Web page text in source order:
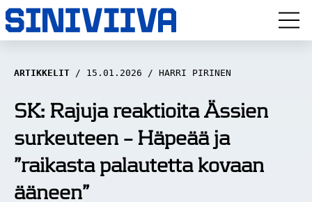
LUUVITONEN
HAASTATTELUT
NÄKÖKULMAT
ANALYYSIT
ARTIKKELIT 15.01.2026 HARRI PIRINEN
SK: Rajuja reaktioita Ässien
surkeuteen – Häpeää ja
”raikasta palautetta kovaan
ääneen”